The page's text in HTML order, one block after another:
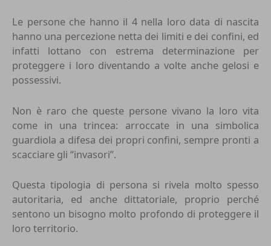
Le persone che hanno il 4 nella loro data di nascita
hanno una percezione netta dei limiti e dei confini, ed
infatti lottano con estrema determinazione per
proteggere i loro diventando a volte anche gelosi e
possessivi.
Non è raro che queste persone vivano la loro vita
come in una trincea: arroccate in una simbolica
guardiola a difesa dei propri confini, sempre pronti a
scacciare gli “invasori”.
Questa tipologia di persona si rivela molto spesso
autoritaria, ed anche dittatoriale, proprio perché
sentono un bisogno molto profondo di proteggere il
loro territorio.